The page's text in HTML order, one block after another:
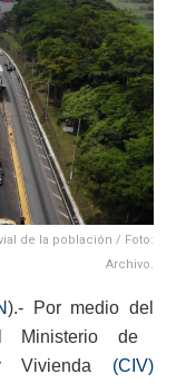
de la población / Foto:
Archivo.
).- Por medio del
de
Vivienda (CIV)